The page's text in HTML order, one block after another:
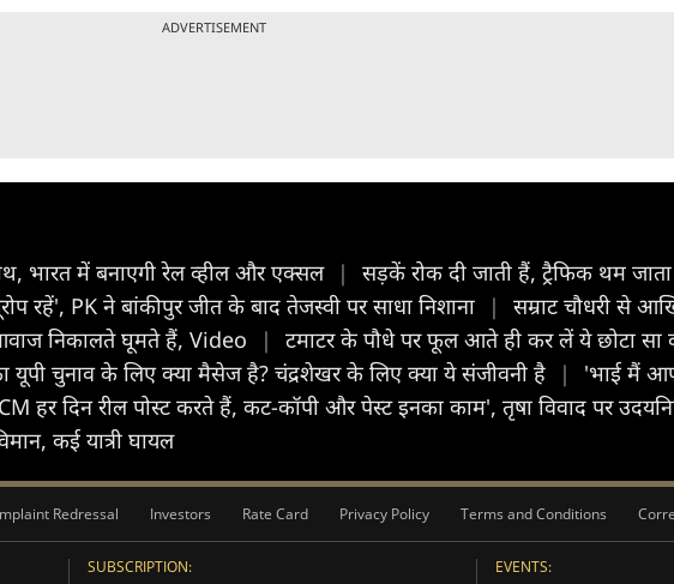
ADVERTISEMENT
भारत में बनाएगी रेल व्हील और एक्सल |
सड़कें रोक दी जाती हैं, ट्रैफिक थम
रहें', PK ने बांकीपुर जीत के बाद तेजस्वी पर साधा निशाना | सम्राट चौधरी से
निकालते घूमते हैं, Video
|
टमाटर के पौधे पर फूल आते ही कर लें ये छोटा सा
यूपी चुनाव के लिए क्या मैसेज है? चंद्रशेखर के लिए क्या ये संजीवनी है |
'भाई मैं
हर दिन रील पोस्ट करते हैं, कट-कॉपी और पेस्ट इनका काम', तृषा विवाद पर
कई यात्री घायल
Redressal Investors Rate Card Privacy Policy Terms and Conditions
SUBSCRIPTION:
EVENTS: